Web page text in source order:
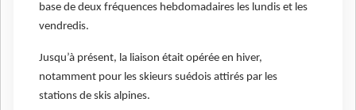
base de deux fréquences hebdomadaires les lundis et les
vendredis.
Jusqu’à présent, la liaison était opérée en hiver,
notamment pour les skieurs suédois attirés par les
stations de skis alpines.